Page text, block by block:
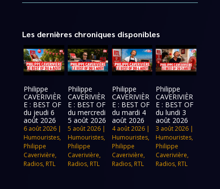
Les dernières chroniques disponibles
Philippe
CAVERIVIÈR
E : BEST OF
du jeudi 6
août 2026
6 août 2026 |
Humouristes,
Philippe
Caverivière,
Radios, RTL
Philippe
CAVERIVIÈR
E : BEST OF
du mercredi
5 août 2026
5 août 2026|
Humouristes,
Philippe
Caverivière,
Radios, RTL
Philippe
CAVERIVIÈR
E : BEST OF
du mardi 4
août 2026
4 août 2026|
Humouristes,
Philippe
Caverivière,
Radios, RTL
Philippe
CAVERIVIÈR
E : BEST OF
du lundi 3
août 2026
3 août 2026 |
Humouristes,
Philippe
Caverivière,
Radios, RTL